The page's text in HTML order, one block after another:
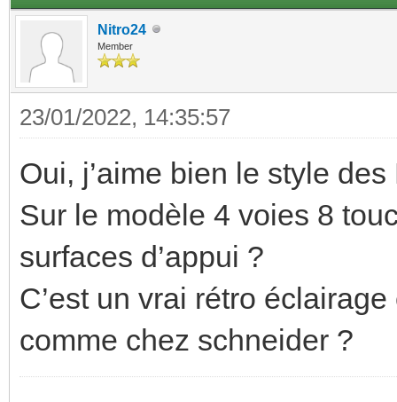
Nitro24
Member
23/01/2022, 14:35:57
Oui, j’aime bien le style
Sur le modèle 4 voies 8
surfaces d’appui ?
C’est un vrai rétro
comme chez schneider ?